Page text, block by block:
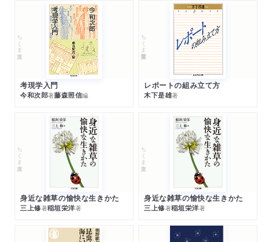
ちくま文庫
考現学入門
今和次郎著藤森照信編
ちくま学芸文庫
レポートの組み立て方
木下是雄著
ちくま文庫
身近な雑草の愉快な生きかた
三上修著稲垣栄洋著
ちくま文庫
身近な雑草の愉快な生きかた
三上修著稲垣栄洋著